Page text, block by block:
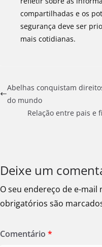
compartilhadas e os
segurança deve ser
mais cotidianas.
Abelhas conquistam
do mundo
Relação entre pais e
Deixe um
O seu endereço de e-mail
obrigatórios são
Comentário *